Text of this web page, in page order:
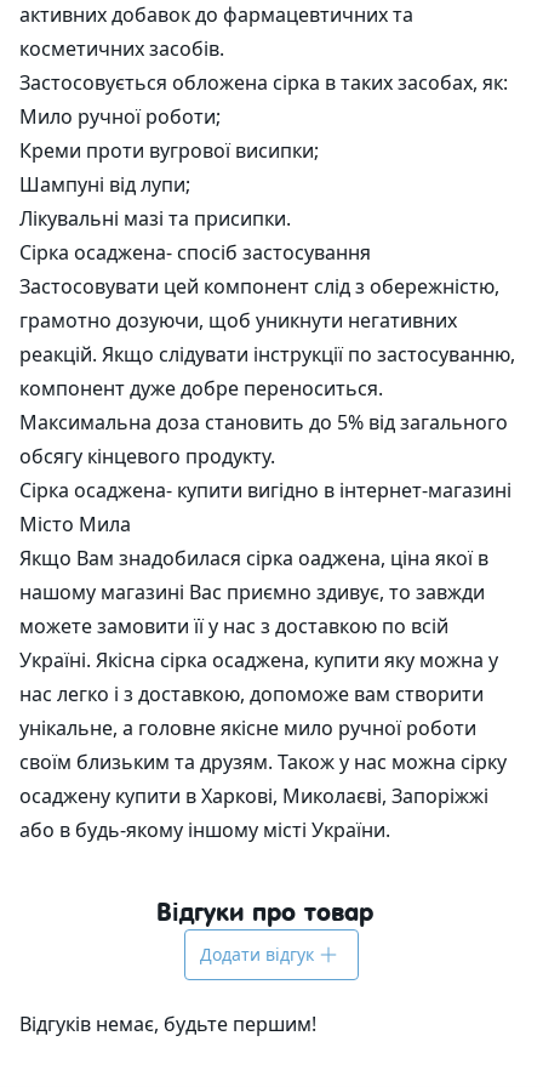
активних добавок до фармацевтичних та
косметичних засобів.
Застосовується обложена сірка в таких засобах, як:
Мило ручної роботи;
Креми проти вугрової висипки;
Шампуні від лупи;
Лікувальні мазі та присипки.
Сірка осаджена- спосіб застосування
Застосовувати цей компонент слід з обережністю,
грамотно дозуючи, щоб уникнути негативних
реакцій. Якщо слідувати інструкції по застосуванню,
компонент дуже добре переноситься.
Максимальна доза становить до 5% від загального
обсягу кінцевого продукту.
Сірка осаджена- купити вигідно в інтернет-магазині
Місто Мила
Якщо Вам знадобилася сірка оаджена, ціна якої в
нашому магазині Вас приємно здивує, то завжди
можете замовити її у нас з доставкою по всій
Україні. Якісна сірка осаджена, купити яку можна у
нас легко і з доставкою, допоможе вам створити
унікальне, а головне якісне мило ручної роботи
своїм близьким та друзям. Також у нас можна сірку
осаджену купити в Харкові, Миколаєві, Запоріжжі
або в будь-якому іншому місті України.
Відгуки про товар
Додати відгук
Відгуків немає, будьте першим!